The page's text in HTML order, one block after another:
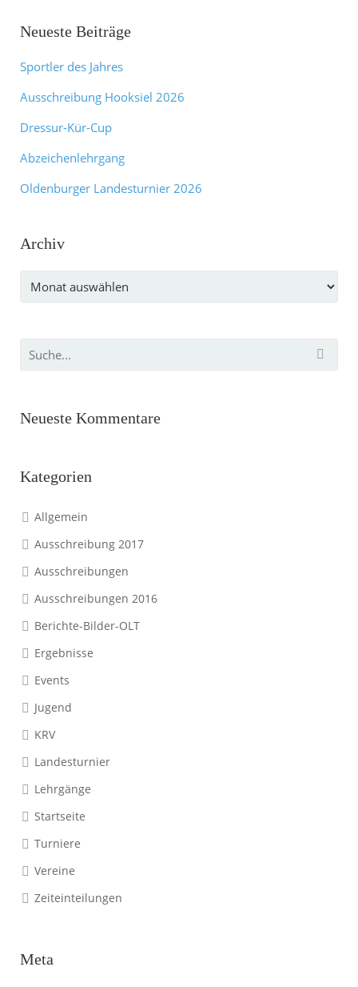
Neueste Beiträge
Sportler des Jahres
Ausschreibung Hooksiel 2026
Dressur-Kür-Cup
Abzeichenlehrgang
Oldenburger Landesturnier 2026
Archiv
Archiv
Neueste Kommentare
Kategorien
Allgemein
Ausschreibung 2017
Ausschreibungen
Ausschreibungen 2016
Berichte-Bilder-OLT
Ergebnisse
Events
Jugend
KRV
Landesturnier
Lehrgänge
Startseite
Turniere
Vereine
Zeiteinteilungen
Meta